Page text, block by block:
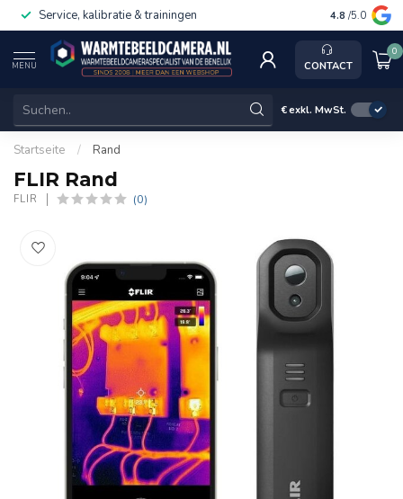
Service, kalibratie & trainingen 4.8 /5.0
MENU CONTACT
0
€exkl. MwSt.
Startseite / Rand
FLIR Rand
FLIR (0)